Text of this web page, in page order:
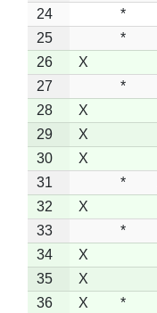
24
*
25
*
26
X
27
*
28
X
29
X
30
X
31
*
32
X
33
*
34
X
35
X
36
X *